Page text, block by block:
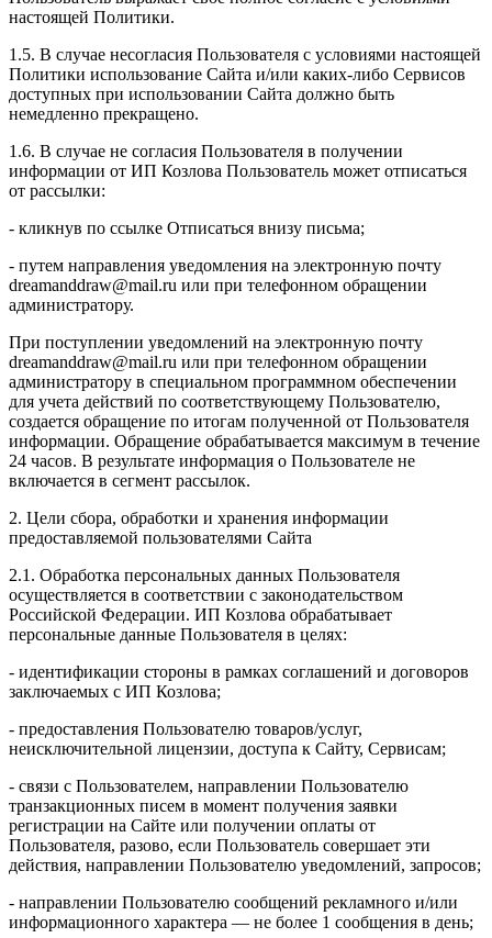
настоящей Политики.
1.5. В случае несогласия Пользователя с условиями настоящей
Политики использование Сайта и/или каких-либо Сервисов
доступных при использовании Сайта должно быть
немедленно прекращено.
1.6. В случае не согласия Пользователя в получении
информации от ИП Козлова Пользователь может отписаться
от рассылки:
- кликнув по ссылке Отписаться внизу письма;
- путем направления уведомления на электронную почту
dreamanddraw@mail.ru или при телефонном обращении
администратору.
При поступлении уведомлений на электронную почту
dreamanddraw@mail.ru или при телефонном обращении
администратору в специальном программном обеспечении
для учета действий по соответствующему Пользователю,
создается обращение по итогам полученной от Пользователя
информации. Обращение обрабатывается максимум в течение
24 часов. В результате информация о Пользователе не
включается в сегмент рассылок.
2. Цели сбора, обработки и хранения информации
предоставляемой пользователями Сайта
2.1. Обработка персональных данных Пользователя
осуществляется в соответствии с законодательством
Российской Федерации. ИП Козловa обрабатывает
персональные данные Пользователя в целях:
- идентификации стороны в рамках соглашений и договоров
заключаемых с ИП Козлова;
- предоставления Пользователю товаров/услуг,
неисключительной лицензии, доступа к Сайту, Сервисам;
- связи с Пользователем, направлении Пользователю
транзакционных писем в момент получения заявки
регистрации на Сайте или получении оплаты от
Пользователя, разово, если Пользователь совершает эти
действия, направлении Пользователю уведомлений, запросов;
- направлении Пользователю сообщений рекламного и/или
информационного характера — не более 1 сообщения в день;